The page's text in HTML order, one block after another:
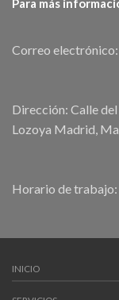
Correo electrónico:
Dirección: Calle
Lozoya Madrid,
Horario de trabajo:
INICIO